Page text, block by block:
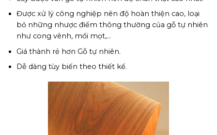
Được xử lý công nghiệp nên độ hoàn thiện cao, loại
bỏ những nhược điểm thông thường của gỗ tự nhiên
như cong vênh, mối mọt,…
Giá thành rẻ hơn Gỗ tự nhiên.
Dễ dàng tùy biến theo thiết kế.